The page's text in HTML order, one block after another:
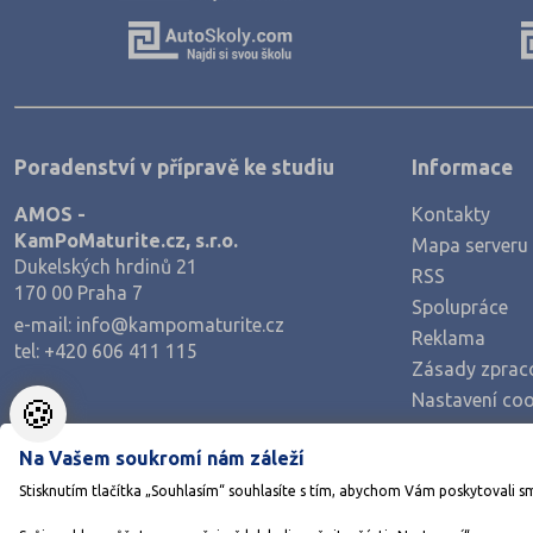
Zemědělství a lesnictví
Policejní a vojenské obory
Právo
Zdravotnické obory
Pedagogika a sociální péče
Umělecké obory
Šance na přijetí
Poradenství v přípravě ke studiu
AMOS -
KamPoMaturite.cz, s.r.o.
Dukelských hrdinů 21
170 00 Praha 7
e-mail: info@kampomaturite.cz
tel: +420 606 411 115
Informace
Kontakty
Mapa serveru
RSS
Spolupráce
Reklama
Zásady
Nastavení
🍪
Na Vašem soukromí nám záleží
Stisknutím tlačítka „Souhlasím“ souhlasíte s tím, abychom Vám poskytovali